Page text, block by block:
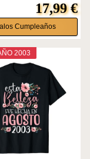
17,99 €
Cumpleaños
2003